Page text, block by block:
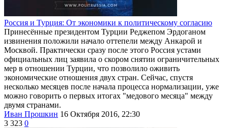
Россия и Турция: От экономики к политическому согласию
Принесённые президентом Турции Реджепом Эрдоганом
извинения положили начало оттепели между Анкарой и
Москвой. Практически сразу после этого Россия устами
официальных лиц заявила о скором снятии ограничительных
мер в отношении Турции, что позволило оживить
экономические отношения двух стран. Сейчас, спустя
несколько месяцев после начала процесса нормализации, уже
можно говорить о первых итогах "медового месяца" между
двумя странами.
Иван Прошкин 16 Октября 2016, 22:30
3 323 0